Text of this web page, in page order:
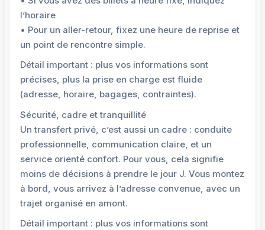
l’horaire
• Pour un aller-retour, fixez une heure de reprise et
un point de rencontre simple.
Détail important : plus vos informations sont
précises, plus la prise en charge est fluide
(adresse, horaire, bagages, contraintes).
Sécurité, cadre et tranquillité
Un transfert privé, c’est aussi un cadre : conduite
professionnelle, communication claire, et un
service orienté confort. Pour vous, cela signifie
moins de décisions à prendre le jour J. Vous montez
à bord, vous arrivez à l’adresse convenue, avec un
trajet organisé en amont.
Détail important : plus vos informations sont